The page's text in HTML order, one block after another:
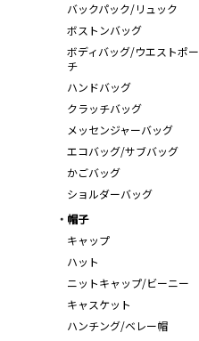
バックパック/リュック
ボストンバッグ
ボディバッグ/ウエストポー
チ
ハンドバッグ
クラッチバッグ
メッセンジャーバッグ
エコバッグ/サブバッグ
かごバッグ
ショルダーバッグ
帽子
キャップ
ハット
ニットキャップ/ビーニー
キャスケット
ハンチング/ベレー帽